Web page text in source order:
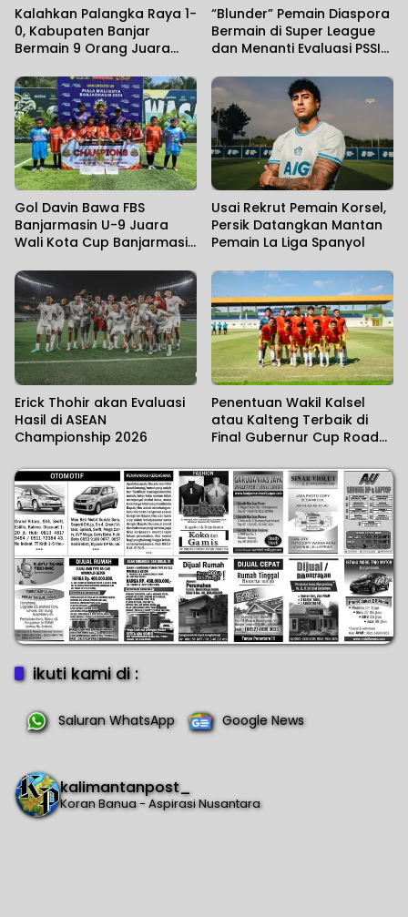
Kalahkan Palangka Raya 1-
0, Kabupaten Banjar
Bermain 9 Orang Juara
Pangdam XXII/KB 2026
“Blunder” Pemain Diaspora
Bermain di Super League
dan Menanti Evaluasi PSSI
AFF
Gol Davin Bawa FBS
Banjarmasin U-9 Juara
Wali Kota Cup Banjarmasin
Usai Rekrut Pemain Korsel,
Persik Datangkan Mantan
Pemain La Liga Spanyol
Erick Thohir akan Evaluasi
Hasil di ASEAN
Championship 2026
Penentuan Wakil Kalsel
atau Kalteng Terbaik di
Final Gubernur Cup Road
ikuti kami di :
Saluran WhatsApp Google News
kalimantanpost_
Koran Banua - Aspirasi Nusantara